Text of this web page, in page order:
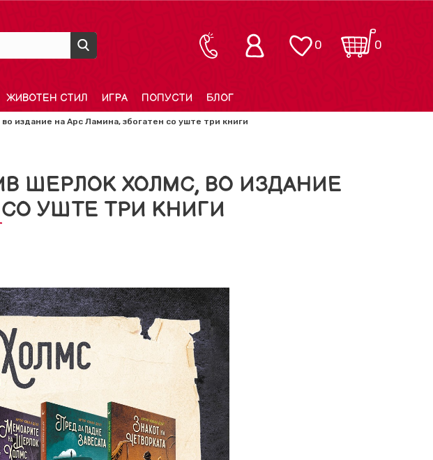
0
0
ЖИВОТЕН СТИЛ ИГРА ПОПУСТИ БЛОГ
издание на Арс Ламина, збогатен со уште три книги
ШЕРЛОК ХОЛМС, ВО ИЗДАНИЕ
УШТЕ ТРИ КНИГИ